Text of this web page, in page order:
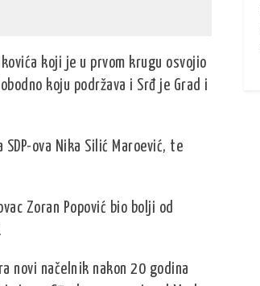
koji je u prvom krugu osvojio
koju podržava i Srđ je Grad i
ova Nika Silić Maroević, te
Zoran Popović bio bolji od
novi načelnik nakon 20 godina